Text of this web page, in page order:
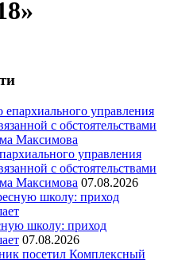
управления
с обстоятельствами
Максимова 07.08.2026
школу: приход
07.08.2026